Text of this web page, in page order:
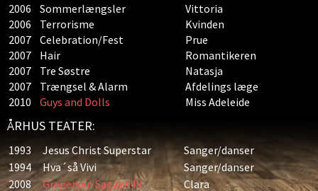
2006
Sommerlængsler
Vittoria
2006
Terrorisme
Kvinden
2007 Celebration/Fest
Prue
2007
Hair
Romantikeren
2007
Tre Søstre
Natasja
2007
Trængsel & Alarm
Afdelings læge
2010
Guys and Dolls Miss Adeleide
ÅRHUS TEATER:
1993 Jesus Christ Superstar
Sanger/danser
1994
Hva´så Vivi
Sanger/danser
2008
Gregersen Sagaen IV Clara